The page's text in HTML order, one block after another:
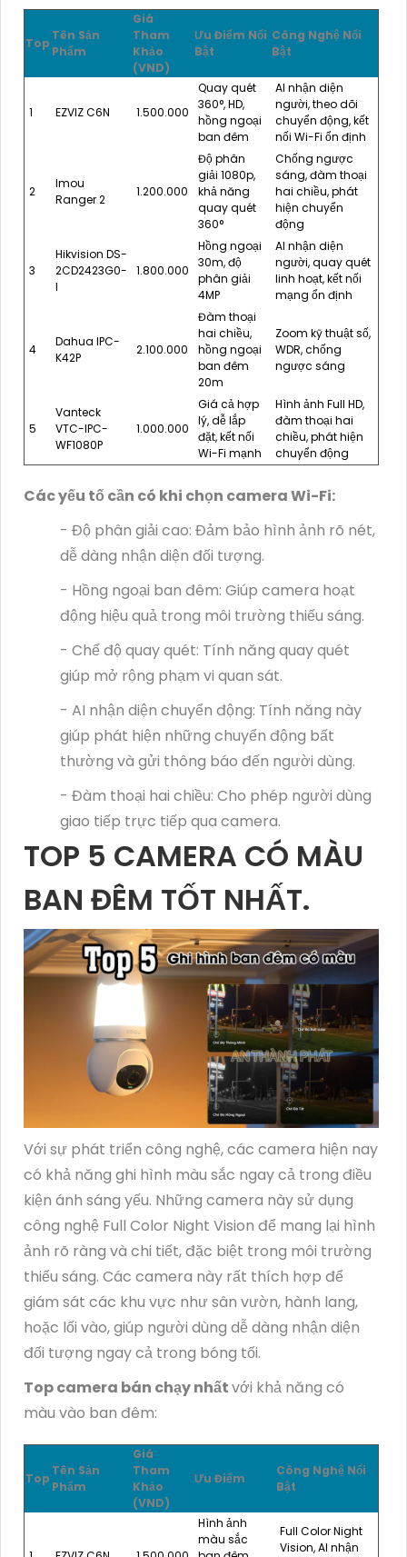
Top
Tên Sản
Phẩm
Giá
Tham
Khảo
(VND)
Ưu Điểm Nổi
Bật
Công Nghệ Nổi
Bật
1 EZVIZ C6N 1.500.000
Quay quét
360°, HD,
hồng ngoại
ban đêm
AI nhận diện
người, theo dõi
chuyển động, kết
nối Wi-Fi ổn định
2
Imou
Ranger 2
1.200.000
Độ phân
giải 1080p,
khả năng
quay quét
360°
Chống ngược
sáng, đàm thoại
hai chiều, phát
hiện chuyển
động
3
Hikvision DS-
2CD2423G0-
I
1.800.000
Hồng ngoại
30m, độ
phân giải
4MP
AI nhận diện
người, quay quét
linh hoạt, kết nối
mạng ổn định
4
Dahua IPC-
K42P
2.100.000
Đàm thoại
hai chiều,
hồng ngoại
ban đêm
20m
Zoom kỹ thuật số,
WDR, chống
ngược sáng
5
Vanteck
VTC-IPC-
WF1080P
1.000.000
Giá cả hợp
lý, dễ lắp
đặt, kết nối
Wi-Fi mạnh
Hình ảnh Full HD,
đàm thoại hai
chiều, phát hiện
chuyển động
Các yếu tố cần có khi chọn camera Wi-Fi:
- Độ phân giải cao: Đảm bảo hình ảnh rõ nét,
dễ dàng nhận diện đối tượng.
- Hồng ngoại ban đêm: Giúp camera hoạt
động hiệu quả trong môi trường thiếu sáng.
- Chế độ quay quét: Tính năng quay quét
giúp mở rộng phạm vi quan sát.
- AI nhận diện chuyển động: Tính năng này
giúp phát hiện những chuyển động bất
thường và gửi thông báo đến người dùng.
- Đàm thoại hai chiều: Cho phép người dùng
giao tiếp trực tiếp qua camera.
TOP 5 CAMERA CÓ MÀU
BAN ĐÊM TỐT NHẤT.
Với sự phát triển công nghệ, các camera hiện nay
có khả năng ghi hình màu sắc ngay cả trong điều
kiện ánh sáng yếu. Những camera này sử dụng
công nghệ Full Color Night Vision để mang lại hình
ảnh rõ ràng và chi tiết, đặc biệt trong môi trường
thiếu sáng. Các camera này rất thích hợp để
giám sát các khu vực như sân vườn, hành lang,
hoặc lối vào, giúp người dùng dễ dàng nhận diện
đối tượng ngay cả trong bóng tối.
Top camera bán chạy nhấtvới khả năng có
màu vào ban đêm:
Top
Tên Sản
Phẩm
Giá
Tham
Khảo
(VND)
Ưu Điểm
Công Nghệ Nổi
Bật
Hình ảnh
màu sắc
Full Color Night
Vision, AI nhận